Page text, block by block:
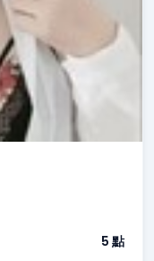
5 點